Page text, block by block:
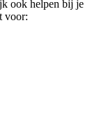
ook helpen bij je
voor: